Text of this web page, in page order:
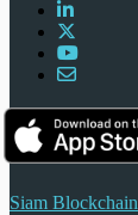
Siam Blockchain